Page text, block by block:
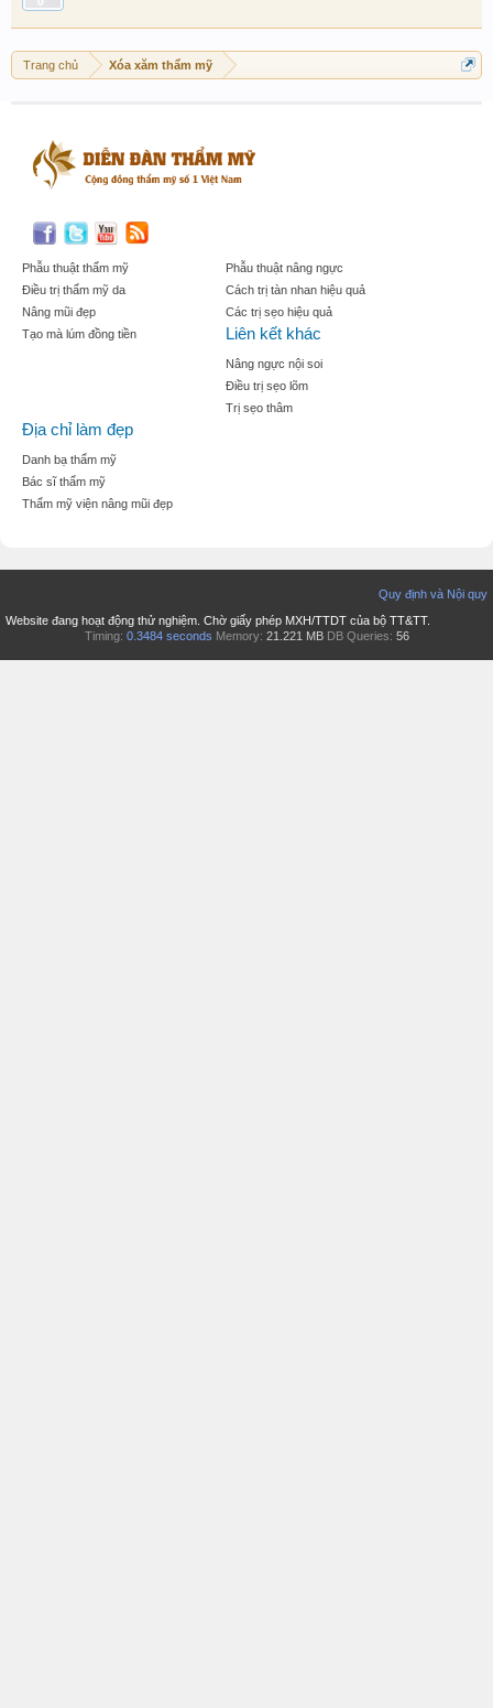
Trang chủ Xóa xăm thẩm mỹ
Phẫu thuật thẩm mỹ
Điều trị thẩm mỹ da
Nâng mũi đẹp
Tạo mà lúm đồng tiền
Phẫu thuật nâng ngực
Cách trị tàn nhan hiệu quả
Các trị sẹo hiệu quả
Liên kết khác
Nâng ngực nội soi
Điều trị sẹo lõm
Trị sẹo thâm
Địa chỉ làm đẹp
Danh bạ thẩm mỹ
Bác sĩ thẩm mỹ
Thẩm mỹ viện nâng mũi đẹp
Quy định và Nội quy
Website đang hoạt động thử nghiệm. Chờ giấy phép MXH/TTDT của bộ TT&TT.
Timing: 0.3484 seconds Memory: 21.221 MB DB Queries: 56